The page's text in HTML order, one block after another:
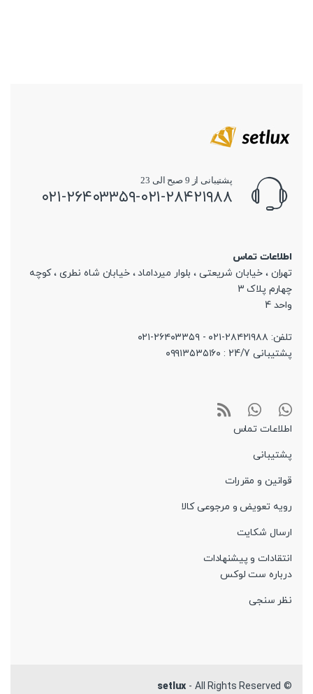
پشتیبانی از 9 صبح الی 23
۰۲۱-۲۶۴۰۳۳۵۹-۰۲۱-۲۸۴۲۱۹۸۸
اطلاعات تماس
تهران ، خیابان شریعتی ، بلوار میرداماد ، خیابان شاه نطری ، کوچه
چهارم پلاک 3
واحد 4
تلفن: ۲۸۴۲۱۹۸۸-۰۲۱ - ۲۶۴۰۳۳۵۹-۰۲۱
پشتیبانی 24/7 : ۰۹۹۱۳۵۳۵۱۶۰
اطلاعات تماس
پشتیبانی
قوانین و مقررات
رویه تعویض و مرجوعی کالا
ارسال شکایت
انتقادات و پیشنهادات
درباره ست لوکس
نظر سنجی
©
setlux - All Rights Reserved